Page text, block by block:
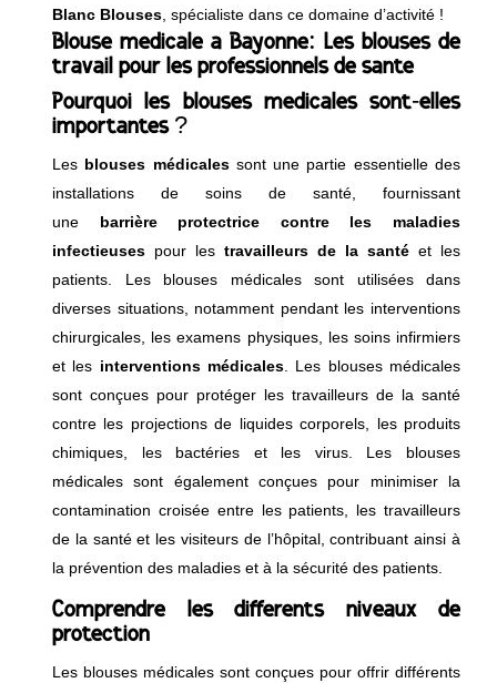
Blanc Blouses , spécialiste dans ce domaine d’activité !
Blouse médicale à Bayonne: Les blouses de
travail pour les professionnels de santé
Pourquoi les blouses médicales sont-elles
importantes ?
Les blouses médicales sont une partie essentielle des
installations de soins de santé, fournissant
une
barrière protectrice
contre les maladies
infectieuses pour les travailleurs de la santé et les
patients. Les blouses médicales sont utilisées dans
diverses situations, notamment pendant les interventions
chirurgicales, les examens physiques, les soins infirmiers
et les interventions médicales . Les blouses médicales
sont conçues pour protéger les travailleurs de la santé
contre les projections de liquides corporels, les produits
chimiques, les bactéries et les virus. Les blouses
médicales sont également conçues pour minimiser la
contamination croisée entre les patients, les travailleurs
de la santé et les visiteurs de l’hôpital, contribuant ainsi à
la prévention des maladies et à la sécurité des patients.
Comprendre les différents niveaux de
protection
Les blouses médicales sont conçues pour offrir différents